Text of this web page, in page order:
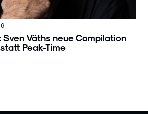
Sven Väths neue Compilation
Peak-Time